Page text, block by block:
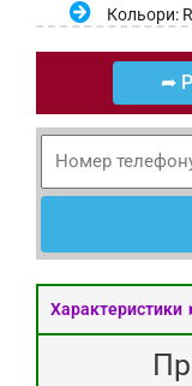
Кольори:
➦
м
т
е
Характеристики